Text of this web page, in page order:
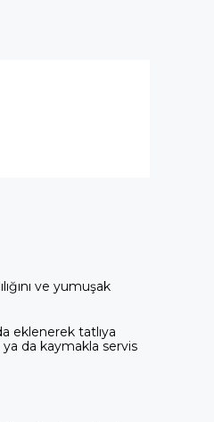
ve yumuşak
eklenerek tatlıya
ya da kaymakla servis